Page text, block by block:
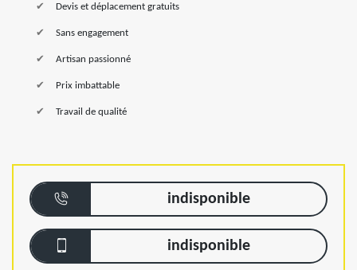
Devis et déplacement gratuits
Sans engagement
Artisan passionné
Prix imbattable
Travail de qualité
indisponible
indisponible